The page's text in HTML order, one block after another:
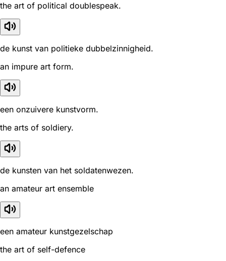
the art of political doublespeak.
de kunst van politieke dubbelzinnigheid.
an impure art form.
een onzuivere kunstvorm.
the arts of soldiery.
de kunsten van het soldatenwezen.
an amateur art ensemble
een amateur kunstgezelschap
the art of self-defence